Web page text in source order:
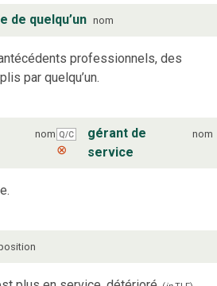
de quelqu’un nom
professionnels, des
par quelqu’un.
nom Q/C
⊗
gérant de
service
nom